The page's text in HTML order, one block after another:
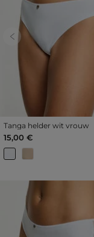
Previous
Tanga helder wit vrouw
15,00 €